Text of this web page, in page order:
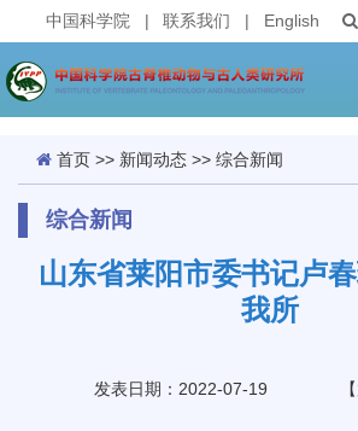
中国科学院 | 联系我们 | English
首页 >> 新闻动态 >> 综合新闻
综合新闻
山东省莱阳市委书记卢
我所
发表日期：2022-07-19 【